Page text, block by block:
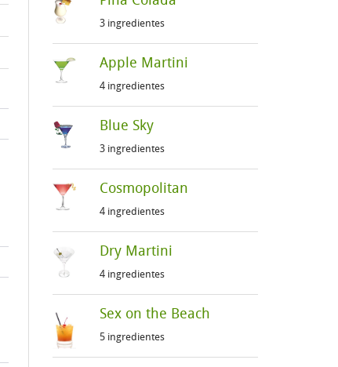
3 ingredientes
Apple Martini
4 ingredientes
Blue Sky
3 ingredientes
Cosmopolitan
4 ingredientes
Dry Martini
4 ingredientes
Sex on the Beach
5 ingredientes